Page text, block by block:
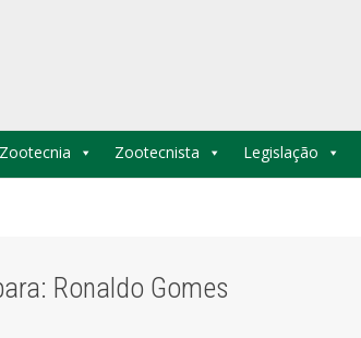
Zootecnia Zootecnista Legislação
Ronaldo Gomes